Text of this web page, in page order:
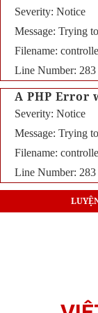
Severity: Notice
Message: Trying
Filename:
Line Number: 283
A PHP Error
Severity: Notice
Message: Trying
Filename:
Line Number: 283